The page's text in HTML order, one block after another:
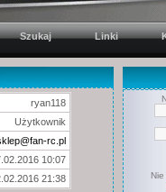
Szukaj Linki
ryan118
Użytkownik
rc.pl
10:07
21:38